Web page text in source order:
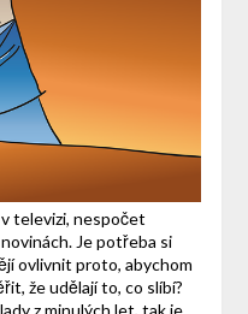
televizi, nespočet
Je potřeba si
ovlivnit proto, abychom
že udělají to, co slíbí?
z minulých let, tak je